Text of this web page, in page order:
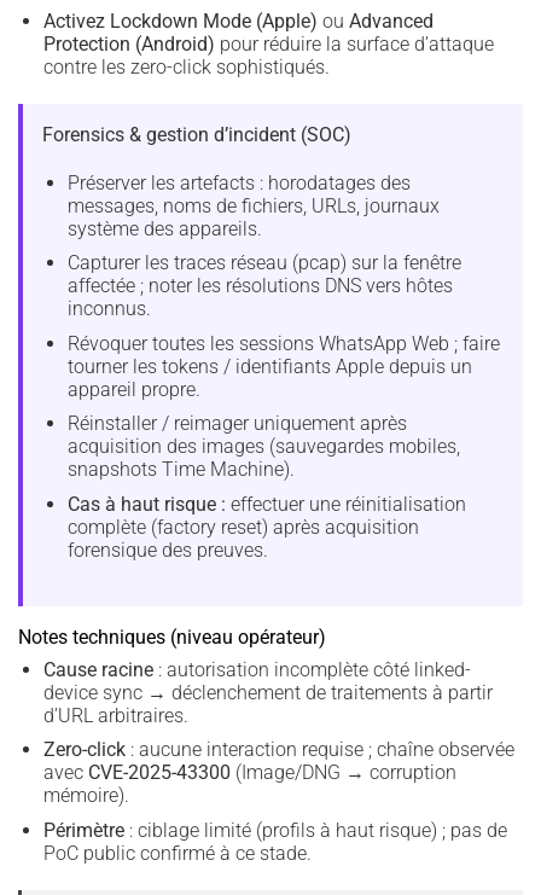
Activez Lockdown Mode (Apple) ou Advanced
Protection (Android) pour réduire la surface d’attaque
contre les zero-click sophistiqués.
Forensics & gestion d’incident (SOC)
Préserver les artefacts : horodatages des
messages, noms de fichiers, URLs, journaux
système des appareils.
Capturer les traces réseau (pcap) sur la fenêtre
affectée ; noter les résolutions DNS vers hôtes
inconnus.
Révoquer toutes les sessions WhatsApp Web ; faire
tourner les tokens / identifiants Apple depuis un
appareil propre.
Réinstaller / reimager uniquement après
acquisition des images (sauvegardes mobiles,
snapshots Time Machine).
Cas à haut risque : effectuer une réinitialisation
complète (factory reset) après acquisition
forensique des preuves.
Notes techniques (niveau opérateur)
Cause racine: autorisation incomplète côté linked-
device sync → déclenchement de traitements à partir
d’URL arbitraires.
Zero-click: aucune interaction requise ; chaîne observée
avec CVE-2025-43300 (Image/DNG → corruption
mémoire).
Périmètre: ciblage limité (profils à haut risque) ; pas de
PoC public confirmé à ce stade.